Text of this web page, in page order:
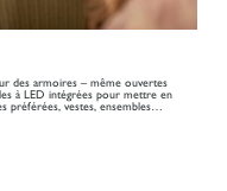
des armoires – même ouvertes
à LED intégrées pour mettre en
préférées, vestes, ensembles…